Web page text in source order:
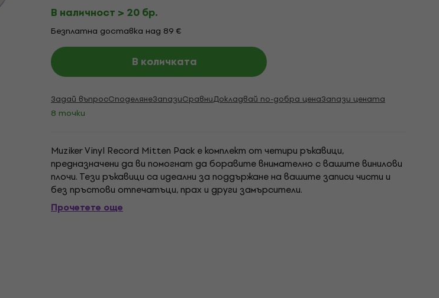
В наличност > 20 бр.
Безплатна доставка над 89 €
В количката
Задай въпросСподелянеЗапазиСравниДокладвай по-добра ценаЗапази цената
8 точки
Muziker Vinyl Record Mitten Pack е комплект от четири ръкавици,
предназначени да ви помогнат да боравите внимателно с вашите винилови
плочи. Тези ръкавици са идеални за поддържане на вашите записи чисти и
без пръстови отпечатъци, прах и други замърсители.
Прочетете още